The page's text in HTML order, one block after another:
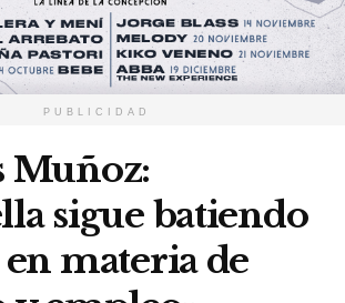
PUBLICIDAD
Muñoz:
sigue batiendo
materia de